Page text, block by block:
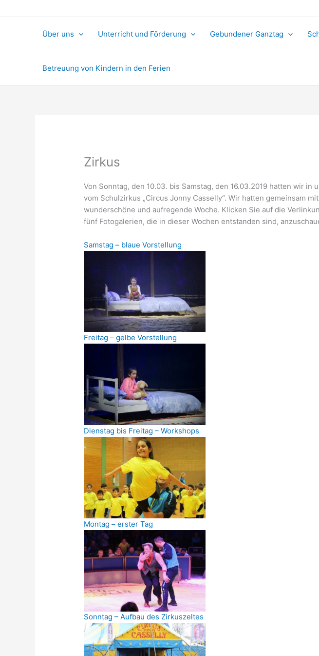
Über uns Unterricht und Förderung Gebundener Ganztag
Betreuung von Kindern in den Ferien
Zirkus
Von Sonntag, den 10.03. bis Samstag, den 16.03.2019 hatten wir in
vom Schulzirkus „Circus Jonny Casselly“. Wir hatten gemeinsam
wunderschöne und aufregende Woche. Klicken Sie auf die
fünf Fotogalerien, die in dieser Wochen entstanden sind,
Samstag – blaue Vorstellung
Freitag – gelbe Vorstellung
Dienstag bis Freitag – Workshops
Montag – erster Tag
Sonntag – Aufbau des Zirkuszeltes